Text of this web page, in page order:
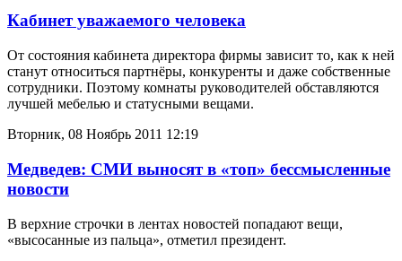
Кабинет уважаемого человека
От состояния кабинета директора фирмы зависит то, как к ней
станут относиться партнёры, конкуренты и даже собственные
сотрудники. Поэтому комнаты руководителей обставляются
лучшей мебелью и статусными вещами.
Вторник, 08 Ноябрь 2011 12:19
Медведев: СМИ выносят в «топ» бессмысленные
новости
В верхние строчки в лентах новостей попадают вещи,
«высосанные из пальца», отметил президент.